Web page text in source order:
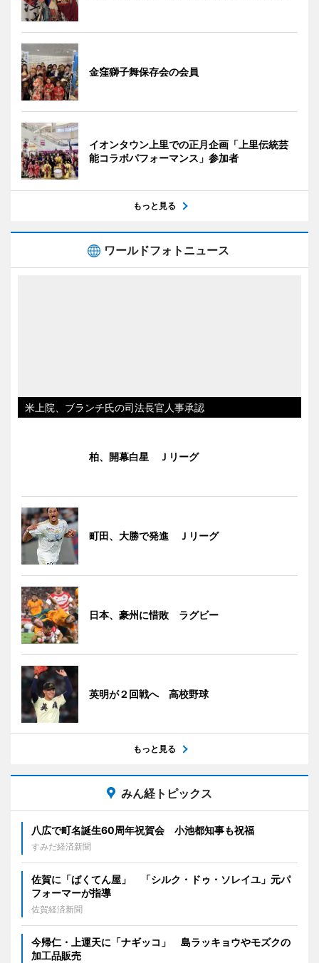
金窪獅子舞保存会の会員
イオンタウン上里での正月企画「上里伝統芸
能コラボパフォーマンス」参加者
もっと見る
ワールドフォトニュース
米上院、ブランチ氏の司法長官人事承認
柏、開幕白星 Ｊリーグ
町田、大勝で発進 Ｊリーグ
日本、豪州に惜敗 ラグビー
英明が２回戦へ 高校野球
もっと見る
みん経トピックス
八広で町名誕生60周年祝賀会 小池都知事も祝福
すみだ経済新聞
佐賀に「ばくてん屋」 「シルク・ドゥ・ソレイユ」元パ
フォーマーが指導
佐賀経済新聞
今帰仁・上運天に「ナギッコ」 島ラッキョウやモズクの
加工品販売